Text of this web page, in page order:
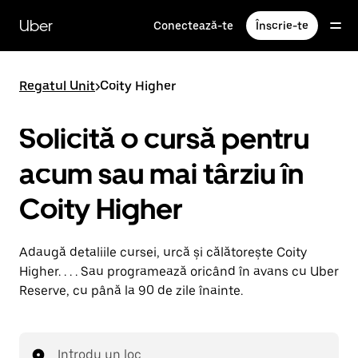
direct
conținutul
principal
Uber Conectează-te Înscrie-te
Regatul Unit>Coity Higher
Solicită o cursă pentru
acum sau mai târziu în
Coity Higher
Adaugă detaliile cursei, urcă și călătorește Coity
Higher. . . . Sau programează oricând în avans cu Uber
Reserve, cu până la 90 de zile înainte.
Introdu un loc